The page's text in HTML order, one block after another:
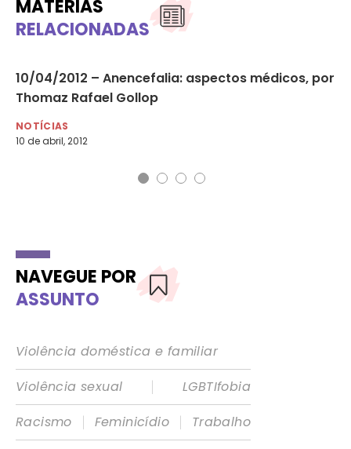
MATÉRIAS
RELACIONADAS
10/04/2012 – Anencefalia: aspectos médicos, por
Thomaz Rafael Gollop
NOTÍCIAS
10 de abril, 2012
NAVEGUE POR
ASSUNTO
Violência doméstica e familiar
Violência sexual
|
LGBTIfobia
Racismo
| Feminicídio |
Trabalho